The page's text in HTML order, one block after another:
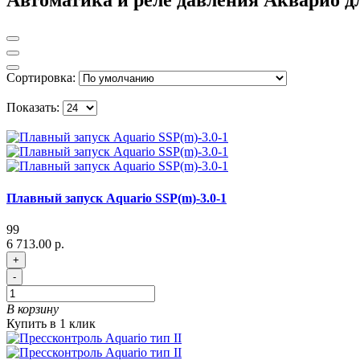
Сортировка:
Показать:
Плавный запуск Aquario SSP(m)-3.0-1
99
6 713.00 р.
+
-
В корзину
Купить в 1 клик